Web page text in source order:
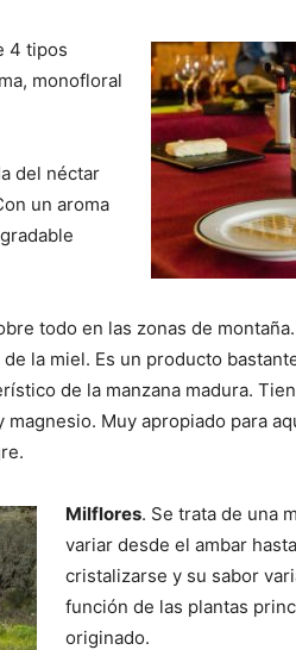
4 tipos
monofloral
del néctar
un aroma
todo en las zonas de
la miel. Es un producto
de la manzana madura.
Muy apropiado para
Milflores. Se trata de una
variar desde el ambar
cristalizarse y su sabor
función de las plantas
originado.